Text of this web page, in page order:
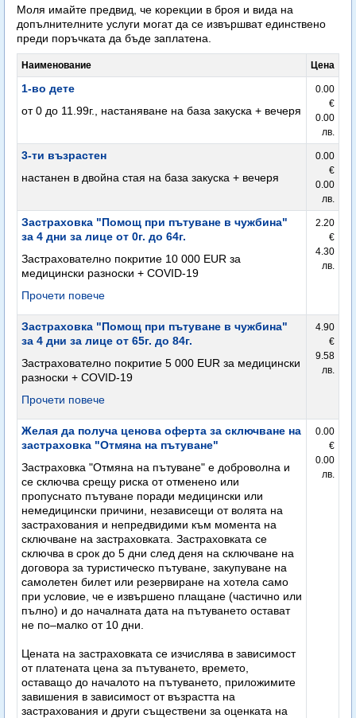
Моля имайте предвид, че корекции в броя и вида на
допълнителните услуги могат да се извършват единствено
преди поръчката да бъде заплатена.
Наименование Цена
1-во дете
от 0 до 11.99г., настаняване на база закуска + вечеря
0.00
€
0.00
лв.
3-ти възрастен
настанен в двойна стая на база закуска + вечеря
0.00
€
0.00
лв.
Застраховка "Помощ при пътуване в чужбина"
за 4 дни за лице от 0г. до 64г.
Застрахователно покритие 10 000 EUR за
медицински разноски + COVID-19
Прочети повече
2.20
€
4.30
лв.
Застраховка "Помощ при пътуване в чужбина"
за 4 дни за лице от 65г. до 84г.
Застрахователно покритие 5 000 EUR за медицински
разноски + COVID-19
Прочети повече
4.90
€
9.58
лв.
Желая да получа ценова оферта за сключване на
застраховка "Отмяна на пътуване"
Застраховка "Отмяна на пътуване" е доброволна и
се сключва срещу риска от отменено или
пропуснато пътуване поради медицински или
немедицински причини, независещи от волята на
застрахования и непредвидими към момента на
сключване на застраховката. Застраховката се
сключва в срок до 5 дни след деня на сключване на
договора за туристическо пътуване, закупуване на
самолетен билет или резервиране на хотела само
при условие, че е извършено плащане (частично или
пълно) и до началната дата на пътуването остават
не по–малко от 10 дни.
Цената на застраховката се изчислява в зависимост
от платената цена за пътуването, времето,
оставащо до началото на пътуването, приложимите
завишения в зависимост от възрастта на
застрахования и други съществени за оценката на
0.00
€
0.00
лв.